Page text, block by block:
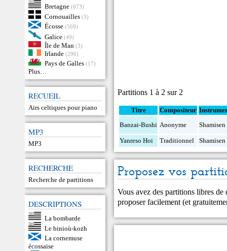
Bretagne (673)
Cornouailles (3)
Écosse (569)
Galice (49)
Île de Man (3)
Irlande (290)
Pays de Galles (17)
Plus…
RECUEIL
Airs celtiques pour piano
MP3
MP3
RECHERCHE
Recherche de partitions
DESCRIPTIONS
La bombarde
Le binioù-kozh
La cornemuse
écossaise
Partitions 1 à 2 sur 2
Titre Compositeur
Banzai-Bushi Anonyme Shamisen
Yanreso Hoi Traditionnel Shamisen
Proposez vos
Vous avez des partitions libres
proposer facilement (et